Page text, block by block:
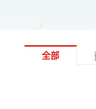
全部